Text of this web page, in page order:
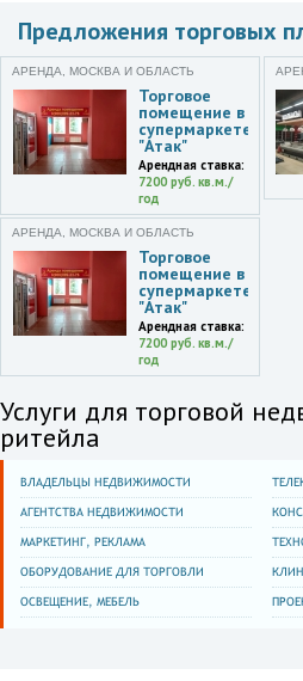
Предложения торговых
АРЕНДА, МОСКВА И ОБЛАСТЬ
Торговое
помещение в
супермаркете
"Атак"
Арендная ставка:
7200 руб. кв.м./
год
АРЕНДА, МОСКВА И ОБЛАСТЬ
Торговое
помещение в
супермаркете
"Атак"
Арендная ставка:
7200 руб. кв.м./
год
Услуги для торговой
ритейла
ВЛАДЕЛЬЦЫ НЕДВИЖИМОСТИ
АГЕНТСТВА НЕДВИЖИМОСТИ
МАРКЕТИНГ, РЕКЛАМА
ОБОРУДОВАНИЕ ДЛЯ ТОРГОВЛИ
ОСВЕЩЕНИЕ, МЕБЕЛЬ